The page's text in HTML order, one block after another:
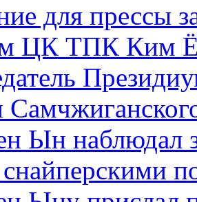
для прессы
ЦК ТПК Ким
Ын наблюдал